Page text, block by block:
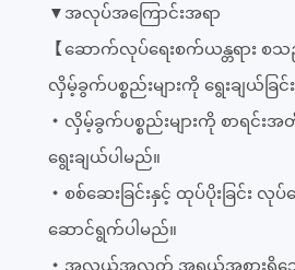
▼အလုပ်အကြောင်းအရာ
【ဆောက်လုပ်ရေးစက်ယန္တရား
လှိမ့်ခွက်ပစ္စည်းများကို ရွေးချယ်ခြင်း
・လှိမ့်ခွက်ပစ္စည်းများကို စာရင်းအ
ရွေးချယ်ပါမည်။
・စစ်ဆေးခြင်းနှင့် ထုပ်ပိုးခြင်း လု
ဆောင်ရွက်ပါမည်။
・အလယ်အလတ် အရွယ်အစားရှိသော